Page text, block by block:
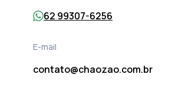
62 99307-6256
E-mail
contato@chaozao.com.br